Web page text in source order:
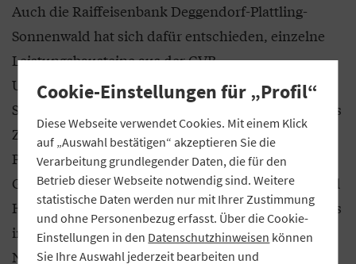
Auch die Raiffeisenbank Deggendorf-Plattling-
Sonnenwald hat sich dafür entschieden, einzelne
Leistungsbausteine aus der GVB-
Umsetzungsbegleitung zu buchen. Rudolf
Schafhauser und sein Team erarbeiteten sowohl das
Zielbild für das KSC als auch die dazu benötigten
Prozesse gemeinsam mit dem GVB. Dazu waren die
GVB-Experten Claudia Lösch (Zielbild) und Michael
Holzmann (Prozesse) zu zwei eintägigen Workshops
in der Bank, hinzu kamen die Vor- und
Nachbereitung der Workshops. „Der
Cookie-Einstellungen für „Profil“
Diese Webseite verwendet Cookies. Mit einem Klick
auf „Auswahl bestätigen“ akzeptieren Sie die
Verarbeitung grundlegender Daten, die für den
Betrieb dieser Webseite notwendig sind. Weitere
statistische Daten werden nur mit Ihrer Zustimmung
und ohne Personenbezug erfasst. Über die Cookie-
Einstellungen in den Datenschutzhinweisen können
Sie Ihre Auswahl jederzeit bearbeiten und